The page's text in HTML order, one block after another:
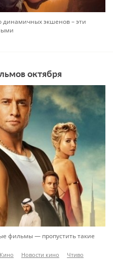
динамичных экшенов – эти
октября
фильмы — пропустить такие
Кино Новости кино Чтиво